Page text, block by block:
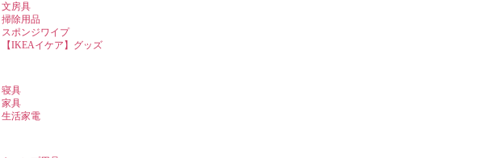
文房具
掃除用品
スポンジワイプ
【IKEAイケア】グッズ
寝具
家具
生活家電